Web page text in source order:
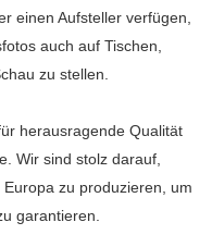
einen Aufsteller verfügen,
auch auf Tischen,
zu stellen.
herausragende Qualität
Wir sind stolz darauf,
zu produzieren, um
garantieren.